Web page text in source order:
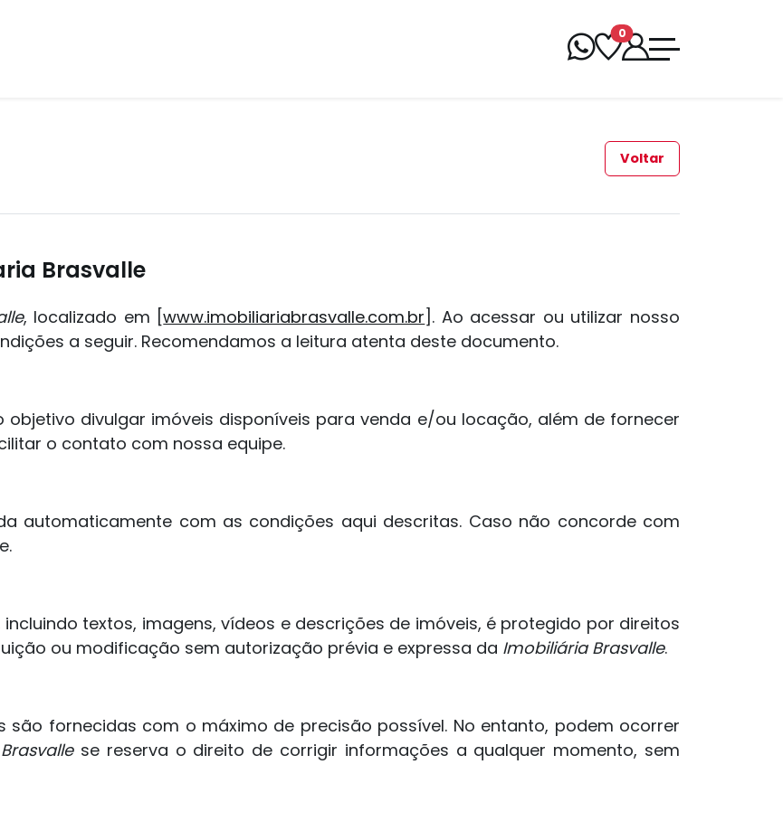
0
Voltar
Brasvalle
, localizado em [www.imobiliariabrasvalle.com.br]. Ao acessar ou utilizar nosso
a seguir. Recomendamos a leitura atenta deste documento.
divulgar imóveis disponíveis para venda e/ou locação, além de fornecer
o contato com nossa equipe.
automaticamente com as condições aqui descritas. Caso não concorde com
textos, imagens, vídeos e descrições de imóveis, é protegido por direitos
ou modificação sem autorização prévia e expressa da Imobiliária Brasvalle.
são fornecidas com o máximo de precisão possível. No entanto, podem ocorrer
se reserva o direito de corrigir informações a qualquer momento, sem